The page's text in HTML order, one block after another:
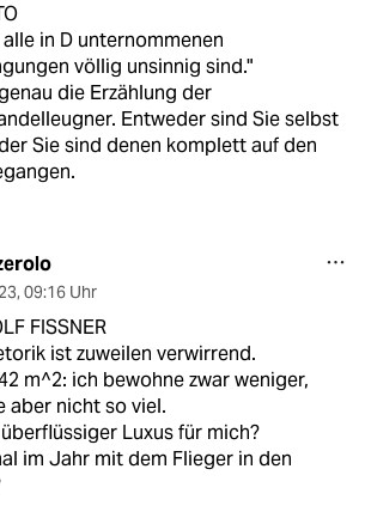
alle in D unternommenen
völlig unsinnig sind."
die Erzählung der
Entweder sind Sie selbst
Sie sind denen komplett auf den
, 09:16 Uhr
FISSNER
ist zuweilen verwirrend.
m^2: ich bewohne zwar weniger,
aber nicht so viel.
Luxus für mich?
im Jahr mit dem Flieger in den